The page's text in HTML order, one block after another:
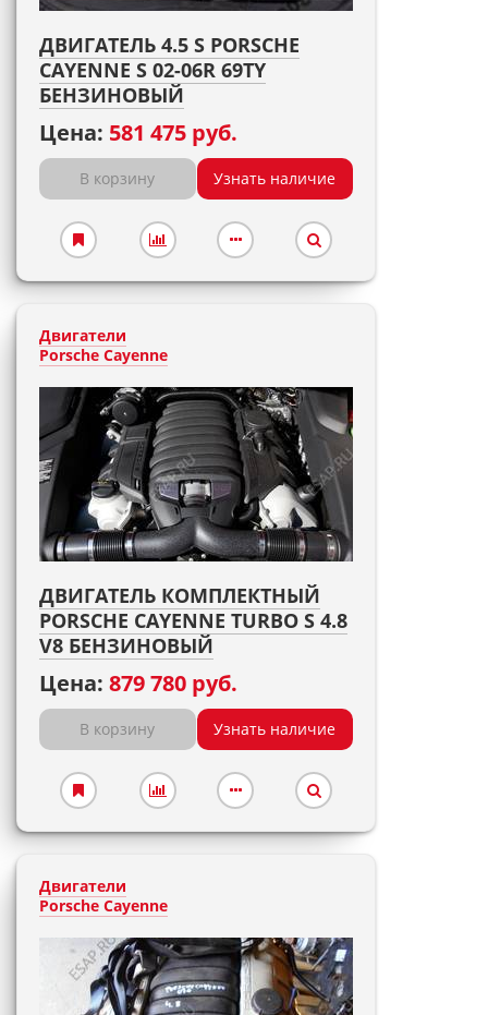
ДВИГАТЕЛЬ 4.5 S PORSCHE
CAYENNE S 02-06R 69TY
БЕНЗИНОВЫЙ
Цена: 581 475 руб.
В корзину Узнать наличие
Двигатели
Porsche Cayenne
ДВИГАТЕЛЬ КОМПЛЕКТНЫЙ
PORSCHE CAYENNE TURBO S 4.8
V8 БЕНЗИНОВЫЙ
Цена: 879 780 руб.
В корзину Узнать наличие
Двигатели
Porsche Cayenne